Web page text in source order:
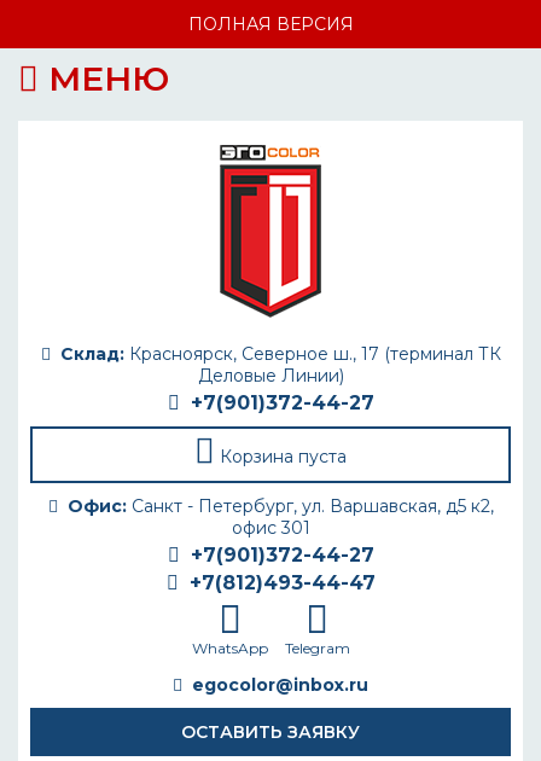
ПОЛНАЯ ВЕРСИЯ
МЕНЮ
Склад:Красноярск, Северное ш., 17 (терминал ТК
Деловые Линии)
+7(901)372-44-27
Корзина пуста
Офис:Санкт - Петербург, ул. Варшавская, д5 к2,
офис 301
+7(901)372-44-27
+7(812)493-44-47
WhatsApp Telegram
egocolor@inbox.ru
ОСТАВИТЬ ЗАЯВКУ